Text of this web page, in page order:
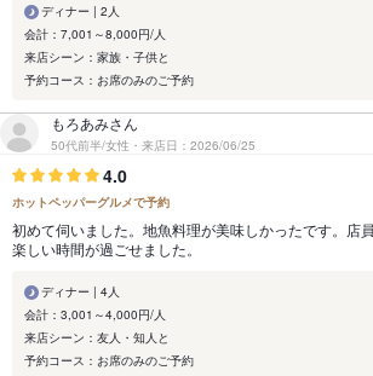
ディナー | 2人
会計：7,001～8,000円/人
来店シーン：家族・子供と
予約コース：お席のみのご予約
もろあみさん
50代前半/女性・来店日：2026/06/25
4.0
ホットペッパーグルメで予約
初めて伺いました。地魚料理が美味しかったです。店
楽しい時間が過ごせました。
ディナー | 4人
会計：3,001～4,000円/人
来店シーン：友人・知人と
予約コース：お席のみのご予約